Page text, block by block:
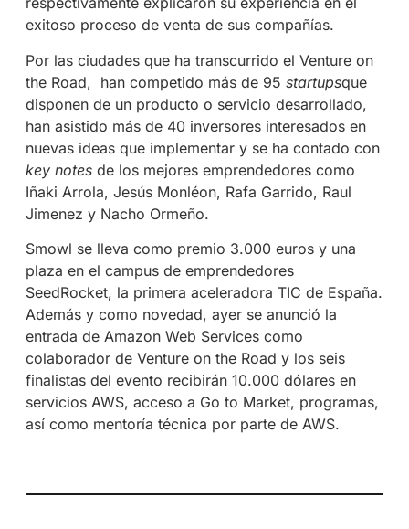
exitoso proceso de venta de sus compañías.
Por las ciudades que ha transcurrido el Venture on
the Road, han competido más de 95 startupsque
disponen de un producto o servicio desarrollado,
han asistido más de 40 inversores interesados en
nuevas ideas que implementar y se ha contado con
key notesde los mejores emprendedores como
Iñaki Arrola, Jesús Monléon, Rafa Garrido, Raul
Jimenez y Nacho Ormeño.
Smowl se lleva como premio 3.000 euros y una
plaza en el campus de emprendedores
SeedRocket, la primera aceleradora TIC de España.
Además y como novedad, ayer se anunció la
entrada de Amazon Web Services como
colaborador de Venture on the Road y los seis
finalistas del evento recibirán 10.000 dólares en
servicios AWS, acceso a Go to Market, programas,
así como mentoría técnica por parte de AWS.